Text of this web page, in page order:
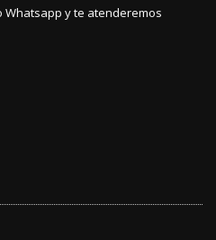
Whatsapp y te atenderemos